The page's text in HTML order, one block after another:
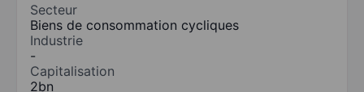
Secteur
Biens de consommation cycliques
Industrie
-
Capitalisation
2bn